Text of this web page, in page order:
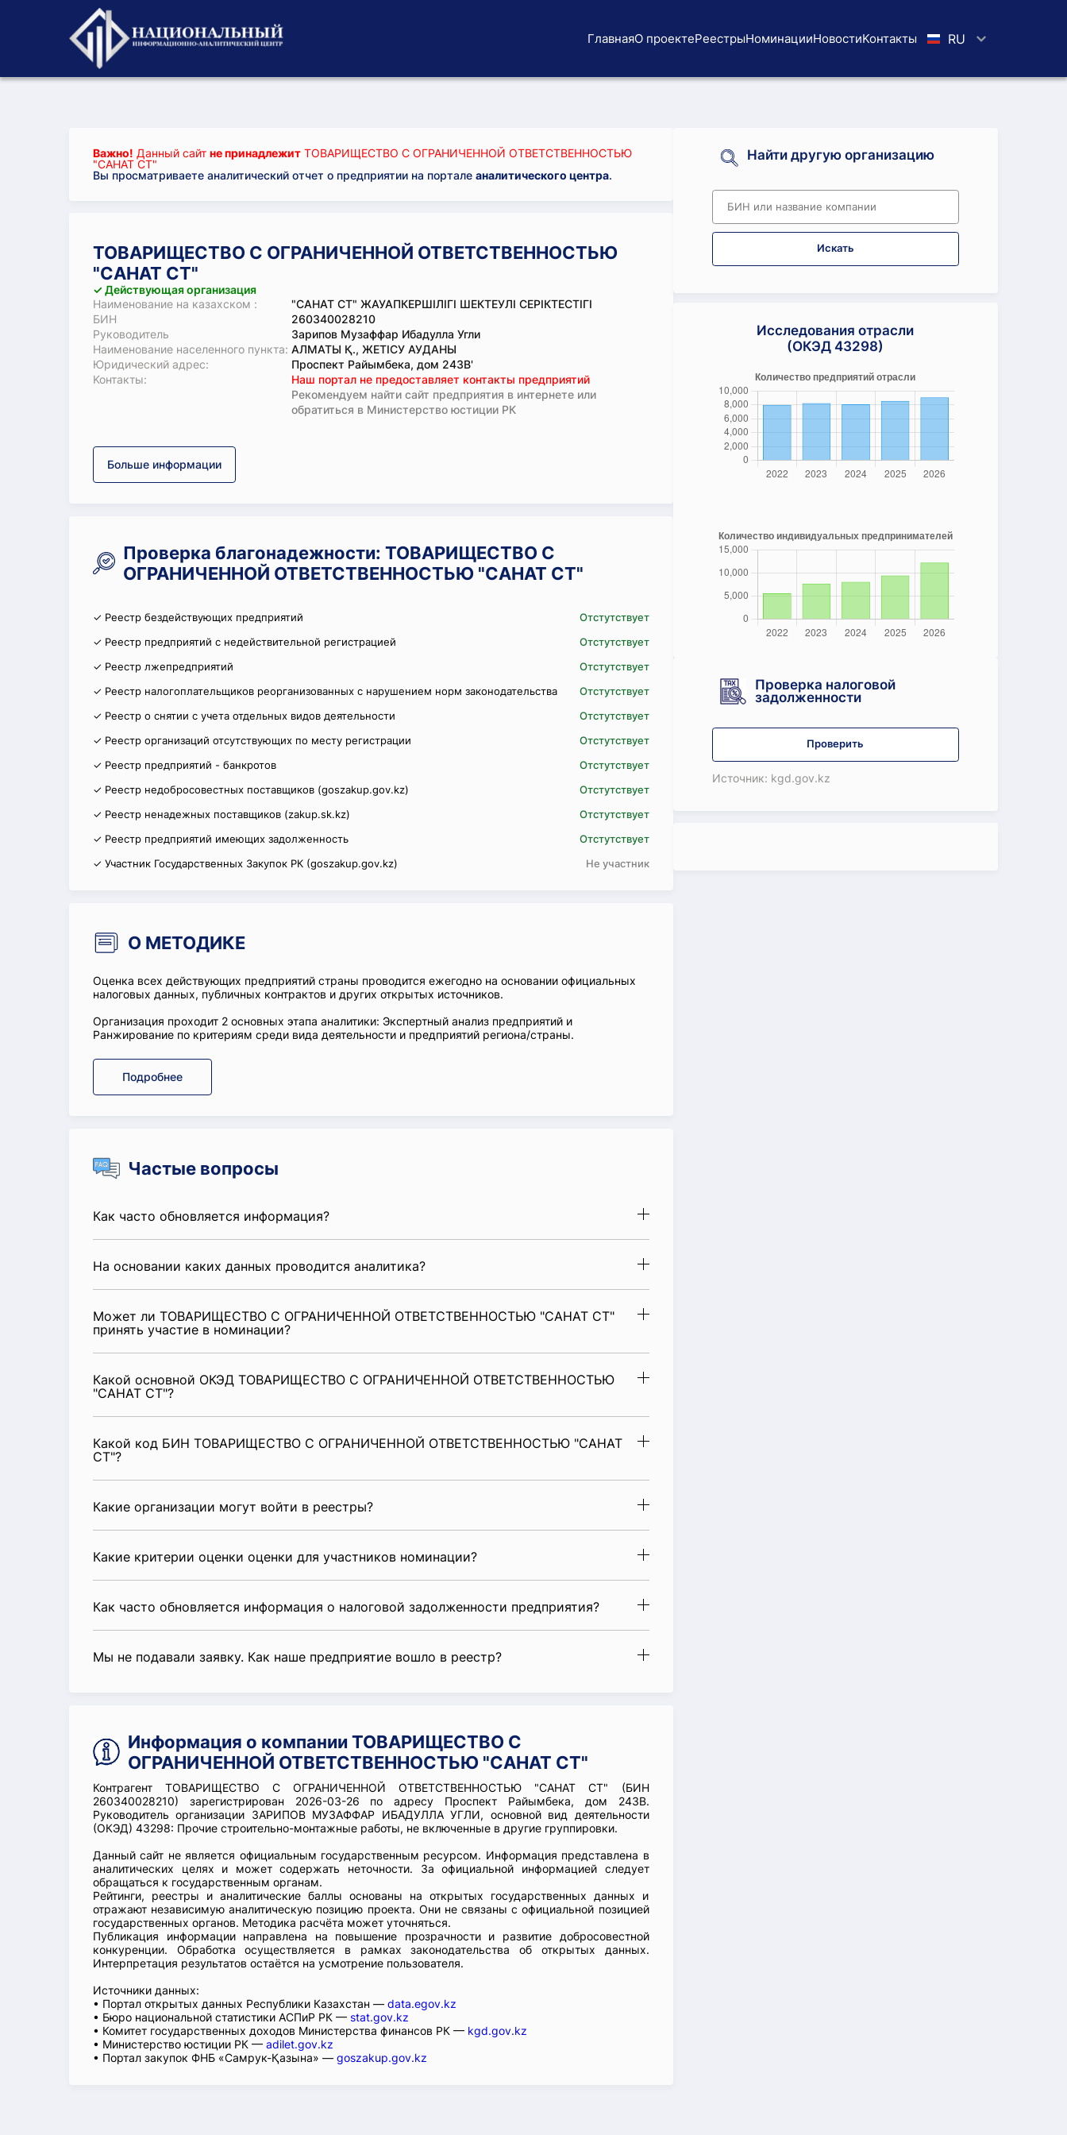
ГлавнаяО проектеРеестрыНоминацииНовостиKoнтaкты RU
Важно! Данный сайт не принадлежит ТОВАРИЩЕСТВО С ОГРАНИЧЕННОЙ ОТВЕТСТВЕННОСТЬЮ
"САНАТ СТ"
Вы просматриваете аналитический отчет о предприятии на портале аналитического центра.
ТОВАРИЩЕСТВО С ОГРАНИЧЕННОЙ ОТВЕТСТВЕННОСТЬЮ
"САНАТ СТ"
✓ Действующая организация
Наименование на казахском :
"САНАТ СТ" ЖАУАПКЕРШІЛІГІ ШЕКТЕУЛІ СЕРІКТЕСТІГІ
БИН
260340028210
Руководитель
Зарипов Музаффар Ибадулла Угли
Наименование населенного пункта: АЛМАТЫ Қ., ЖЕТІСУ АУДАНЫ
Юридический адрес:
Проспект Райымбека, дом 243В'
Koнтaкты:
Наш портал не предоставляет контакты предприятий
Рекомендуем найти сайт предприятия в интернете или
обратиться в Министерство юстиции РК
Больше информации
Проверка благонадежности: ТОВАРИЩЕСТВО С
ОГРАНИЧЕННОЙ ОТВЕТСТВЕННОСТЬЮ "САНАТ СТ"
✓ Реестр бездействующих предприятий
Отстутствует
✓ Реестр предприятий с недействительной регистрацией
Отстутствует
✓ Реестр лжепредприятий
Отстутствует
✓ Реестр налогоплательщиков реорганизованных с нарушением норм законодательства
Отстутствует
✓ Реестр о снятии с учета отдельных видов деятельности
Отстутствует
✓ Реестр организаций отсутствующих по месту регистрации
Отстутствует
✓ Реестр предприятий - банкротов
Отстутствует
✓ Реестр недобросовестных поставщиков (goszakup.gov.kz)
Отстутствует
✓ Реестр ненадежных поставщиков (zakup.sk.kz)
Отстутствует
✓ Реестр предприятий имеющих задолженность
Отстутствует
✓ Участник Государственных Закупок РК (goszakup.gov.kz)
Не участник
О МЕТОДИКЕ
Оценка всех действующих предприятий страны проводится ежегодно на основании официальных
налоговых данных, публичных контрактов и других открытых источников.
Организация проходит 2 основных этапа аналитики: Экспертный анализ предприятий и
Ранжирование по критериям среди вида деятельности и предприятий региона/страны.
Подробнее
Частые вопросы
Как часто обновляется информация?
На основании каких данных проводится аналитика?
Может ли ТОВАРИЩЕСТВО С ОГРАНИЧЕННОЙ ОТВЕТСТВЕННОСТЬЮ "САНАТ СТ"
принять участие в номинации?
Какой основной ОКЭД ТОВАРИЩЕСТВО С ОГРАНИЧЕННОЙ ОТВЕТСТВЕННОСТЬЮ
"САНАТ СТ"?
Какой код БИН ТОВАРИЩЕСТВО С ОГРАНИЧЕННОЙ ОТВЕТСТВЕННОСТЬЮ "САНАТ
СТ"?
Какие организации могут войти в реестры?
Какие критерии оценки оценки для участников номинации?
Как часто обновляется информация о налоговой задолженности предприятия?
Мы не подавали заявку. Как наше предприятие вошло в реестр?
Информация о компании ТОВАРИЩЕСТВО С
ОГРАНИЧЕННОЙ ОТВЕТСТВЕННОСТЬЮ "САНАТ СТ"
Контрагент ТОВАРИЩЕСТВО С ОГРАНИЧЕННОЙ ОТВЕТСТВЕННОСТЬЮ "САНАТ СТ" (БИН
260340028210) зарегистрирован 2026-03-26 по адресу Проспект Райымбека, дом 243В.
Руководитель организации ЗАРИПОВ МУЗАФФАР ИБАДУЛЛА УГЛИ, основной вид деятельности
(ОКЭД) 43298: Прочие строительно-монтажные работы, не включенные в другие группировки.
Данный сайт не является официальным государственным ресурсом. Информация представлена в
аналитических целях и может содержать неточности. За официальной информацией следует
обращаться к государственным органам.
Рейтинги, реестры и аналитические баллы основаны на открытых государственных данных и
отражают независимую аналитическую позицию проекта. Они не связаны с официальной позицией
государственных органов. Методика расчёта может уточняться.
Публикация информации направлена на повышение прозрачности и развитие добросовестной
конкуренции. Обработка осуществляется в рамках законодательства об открытых данных.
Интерпретация результатов остаётся на усмотрение пользователя.
Источники данных:
• Портал открытых данных Республики Казахстан — data.egov.kz
• Бюро национальной статистики АСПиР РК — stat.gov.kz
• Комитет государственных доходов Министерства финансов РК — kgd.gov.kz
• Министерство юстиции РК — adilet.gov.kz
• Портал закупок ФНБ «Самрук-Қазына» — goszakup.gov.kz
Найти другую организацию
Искать
Исследования отрасли
(ОКЭД 43298)
Проверка налоговой
задолженности
Проверить
Источник: kgd.gov.kz